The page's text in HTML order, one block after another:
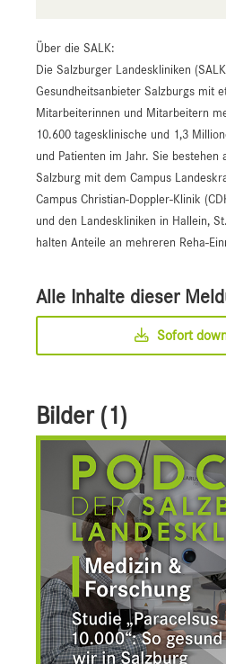
Über die SALK:
Die Salzburger Landeskliniken
Gesundheitsanbieter Salzburgs mit
Mitarbeiterinnen und Mitarbeitern
10.600 tagesklinische und 1,3
und Patienten im Jahr. Sie bestehen
Salzburg mit dem Campus
Campus Christian-Doppler-Klinik
und den Landeskliniken in Hallein,
halten Anteile an mehreren Reha-
Alle Inhalte dieser
Sofort
Bilder (1)